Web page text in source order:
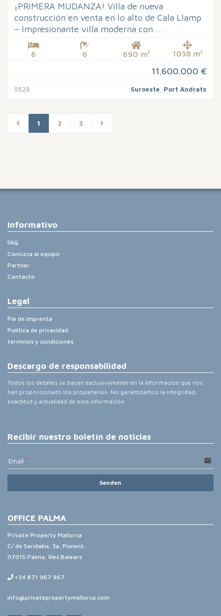
¡PRIMERA MUDANZA! Villa de nueva
construcción en venta en lo alto de Cala Llamp
– Impresionante villa moderna con ...
6 6 690 m² 1038 m²
11.600.000 €
5629 Suroeste Port Andratx
1 2 3
Informativo
FAQ
Conozca al equipo
Partner
Contacto
Legal
Pie de imprenta
Política de privacidad
términos y condiciones
Descargo de responsabilidad
Todos los detalles se basan exclusivamente en la información que nos
han proporcionado los propietarios. No garantizamos la integridad,
exactitud y actualidad de esta información.
Recibir nuestro boletín de noticias
Email email
Senden
OFFICE PALMA
Private Property Mallorca
C/ de Saridakis, 3a, Ponent,
07015 Palma, Illes Balears
+34 871 967 967
info@privatepropertymallorca.com